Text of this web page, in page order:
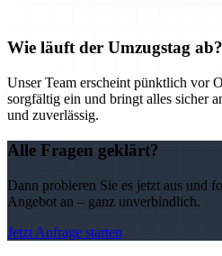
Wie läuft der Umzugstag ab?
Unser Team erscheint pünktlich vor
sorgfältig ein und bringt alles sicher
und zuverlässig.
Alle Fragen geklärt?
Dann probieren Sie es jetzt aus und
Angebot an – ganz unverbindlich.
Jetzt Anfrage starten